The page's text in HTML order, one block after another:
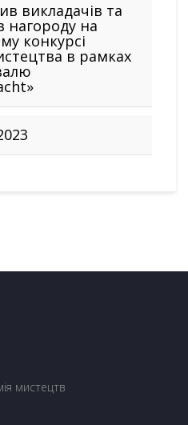
викладачів та
нагороду на
конкурсі
в рамках
мистецтв